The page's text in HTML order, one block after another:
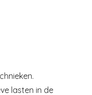
lasten in de